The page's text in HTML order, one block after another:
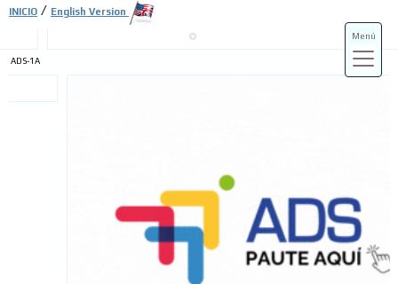
ADS-1A
Menú
INICIO / English Version